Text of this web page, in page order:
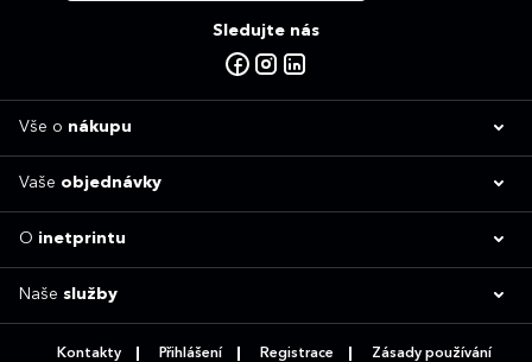
Sledujte nás
Vše o nákupu
Vaše objednávky
O inetprintu
Naše služby
Kontakty Přihlášení Registrace Zásady používání